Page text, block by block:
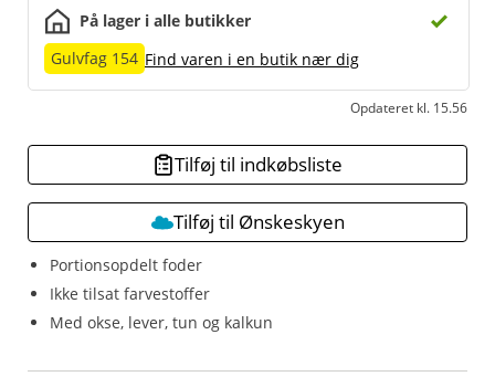
Portionsopdelt foder
Ikke tilsat farvestoffer
Med okse, lever, tun og kalkun
På lager i alle butikker
Gulvfag 154 Find varen i en butik nær dig
Opdateret kl. 15.56
Tilføj til indkøbsliste
Tilføj til Ønskeskyen